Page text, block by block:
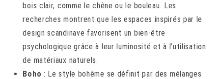
bois clair, comme le chêne ou le bouleau. Les
recherches montrent que les espaces inspirés par le
design scandinave favorisent un bien-être
psychologique grâce à leur luminosité et à l’utilisation
de matériaux naturels.
Boho : Le style bohème se définit par des mélanges